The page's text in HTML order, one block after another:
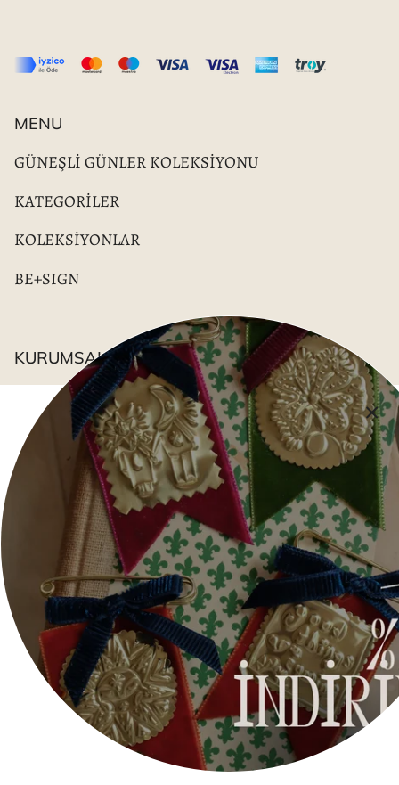
MENU
GÜNEŞLİ GÜNLER KOLEKSİYONU
KATEGORİLER
KOLEKSİYONLAR
BE+SIGN
KURUMSAL
İade Politikası
Mesafeli Satış Sözleşmesi
Hizmet Şartları
Aydınlatma Metni
Gizlilik Beyanı
Wholesale
İletişim
İLETİŞİM
info@besignjewellery.com